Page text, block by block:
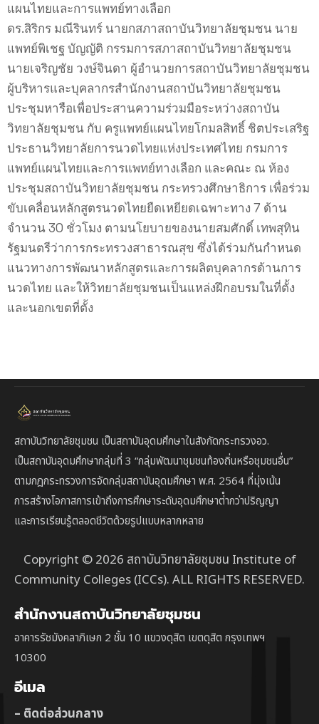
แผนไทยและการแพทย์ทางเลือก
ดร.สิริกร มณีรินทร์ นายกสภาสถาบันวิทยาลัยชุมชน นาย
แพทย์พิเชฐ บัญญัติ กรรมการสภาสถาบันวิทยาลัยชุมชน
นายเจริญชัย วงษ์จินดา ผู้อำนวยการสถาบันวิทยาลัยชุมชน
ผู้บริหารและบุคลากรสำนักงานสถาบันวิทยาลัยชุมชน
ประชุมหารือเพื่อประสานความร่วมมือระหว่างสถาบัน
วิทยาลัยชุมชน กับ ครูแพทย์แผนไทยโกมลสิทธิ์ ชิตประเสริฐ
ประธานวิทยาลัยการนวดไทยแห่งประเทศไทย กรมการ
แพทย์แผนไทยและการแพทย์ทางเลือก และคณะ ณ ห้อง
ประชุมสถาบันวิทยาลัยชุมชน กระทรวงศึกษาธิการ เพื่อร่วม
ขับเคลื่อนหลักสูตรนวดไทยยืดเหยียดเฉพาะทาง 7 ด้าน
จำนวน 30 ชั่วโมง ตามนโยบายของนายสมศักดิ์ เทพสุทิน
รัฐมนตรีว่าการกระทรวงสาธารณสุข ซึ่งได้ร่วมกันกำหนด
แนวทางการพัฒนาหลักสูตรและการผลิตบุคลากรด้านการ
นวดไทย และให้วิทยาลัยชุมชนเป็นแหล่งฝึกอบรมในที่ตั้ง
และนอกเขตที่ตั้ง
สถาบันวิทยาลัยชุมชน เป็นสถาบันอุดมศึกษาในสังกัดกระทรวงอว.
เป็นสถาบันอุดมศึกษากลุ่มที่ 3 “กลุ่มพัฒนาชุมชนท้องถิ่นหรือชุมชนอื่น”
ตามกฎกระทรวงการจัดกลุ่มสถาบันอุดมศึกษา พ.ศ. 2564 ที่มุ่งเน้น
การสร้างโอกาสการเข้าถึงการศึกษาระดับอุดมศึกษาต่ํากว่าปริญญา
และการเรียนรู้ตลอดชีวิตด้วยรูปแบบหลากหลาย
Copyright © 2026 สถาบันวิทยาลัยชุมชน Institute of
Community Colleges (ICCs). ALL RIGHTS RESERVED.
สำนักงานสถาบันวิทยาลัยชุมชน
อาคารรัชมังคลาภิเษก 2 ชั้น 10 แขวงดุสิต เขตดุสิต กรุงเทพฯ
10300
อีเมล
– ติดต่อส่วนกลาง